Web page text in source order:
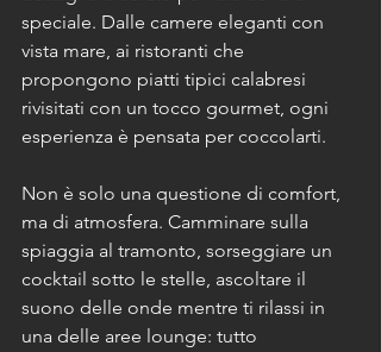
speciale. Dalle camere eleganti con
vista mare, ai ristoranti che
propongono piatti tipici calabresi
rivisitati con un tocco gourmet, ogni
esperienza è pensata per coccolarti.
Non è solo una questione di comfort,
ma di atmosfera. Camminare sulla
spiaggia al tramonto, sorseggiare un
cocktail sotto le stelle, ascoltare il
suono delle onde mentre ti rilassi in
una delle aree lounge: tutto